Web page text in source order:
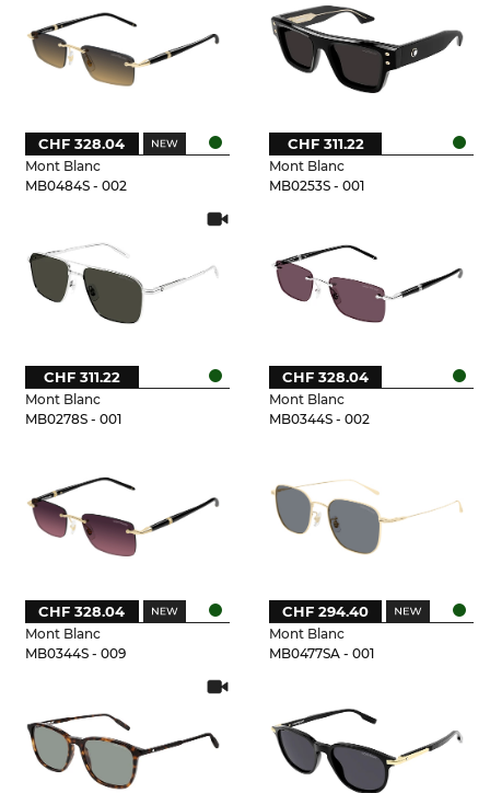
Mont Blanc
MB0484S - 002
CHF 328.04
Mont Blanc
MB0253S - 001
CHF 311.22
Mont Blanc
MB0278S - 001
CHF 311.22
Mont Blanc
MB0344S - 002
CHF 328.04
Mont Blanc
MB0344S - 009
CHF 328.04
Mont Blanc
MB0477SA - 001
CHF 294.40